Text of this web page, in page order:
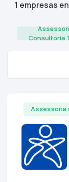
1 empresas
Consultoria
Assessoria